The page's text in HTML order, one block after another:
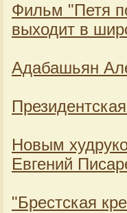
Фильм "Петя
выходит в
Адабашьян
Новым
Евгений
"Брестская